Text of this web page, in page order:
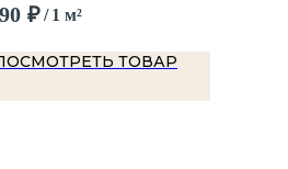
₽/ 1 м²
ТОВАР